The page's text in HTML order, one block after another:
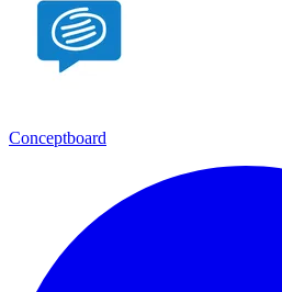
Conceptboard